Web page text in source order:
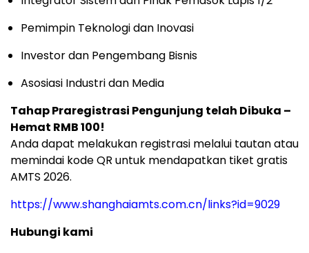
Pemimpin Teknologi dan Inovasi
Investor dan Pengembang Bisnis
Asosiasi Industri dan Media
Tahap Praregistrasi Pengunjung telah Dibuka –
Hemat RMB 100!
Anda dapat melakukan registrasi melalui tautan atau
memindai kode QR untuk mendapatkan tiket gratis
AMTS 2026.
https://www.shanghaiamts.com.cn/links?id=9029
Hubungi kami